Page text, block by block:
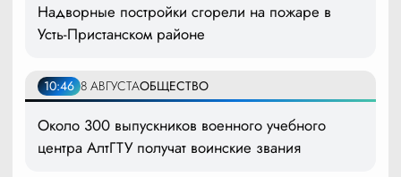
Надворные постройки сгорели на пожаре в
Усть-Пристанском районе
10:46 8 АВГУСТАОБЩЕСТВО
Около 300 выпускников военного учебного
центра АлтГТУ получат воинские звания